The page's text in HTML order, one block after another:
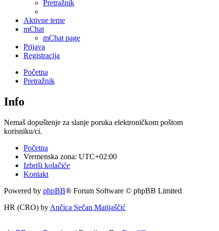
Pretražnik
Aktivne teme
mChat
mChat page
Prijava
Registracija
Početna
Pretražnik
Info
Nemaš dopuštenje za slanje poruka elektroničkom poštom
korisniku/ci.
Početna
Vremenska zona: UTC+02:00
Izbriši kolačiće
Kontakt
Powered by phpBB® Forum Software © phpBB Limited
HR (CRO) by Ančica Sečan Matijaščić